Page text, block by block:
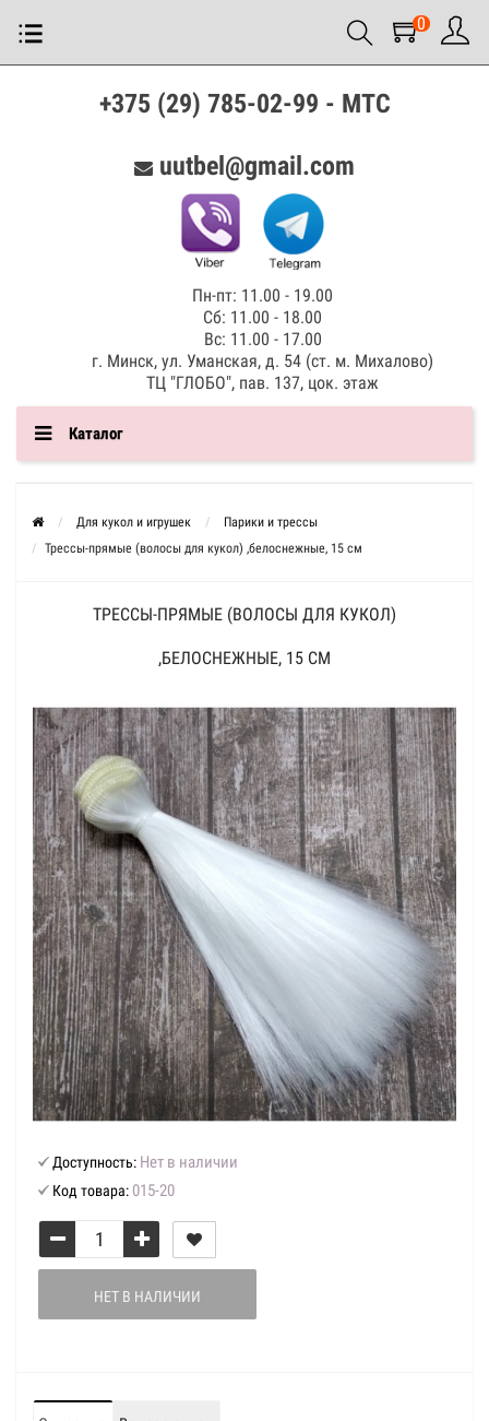
0
+375 (29) 785-02-99 - МТС
uutbel@gmail.com
Пн-пт: 11.00 - 19.00
Сб: 11.00 - 18.00
Вс: 11.00 - 17.00
г. Минск, ул. Уманская, д. 54 (ст. м. Михалово)
ТЦ "ГЛОБО", пав. 137, цок. этаж
Каталог
Для кукол и игрушек
Парики и трессы
Трессы-прямые (волосы для кукол) ,белоснежные, 15 см
ТРЕССЫ-ПРЯМЫЕ (ВОЛОСЫ ДЛЯ КУКОЛ)
,БЕЛОСНЕЖНЫЕ, 15 СМ
Доступность: Нет в наличии
Код товара: 015-20
НЕТ В НАЛИЧИИ